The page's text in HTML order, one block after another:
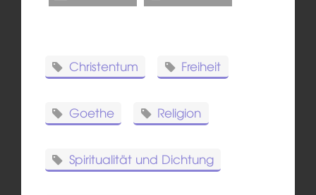
Christentum Freiheit
Goethe Religion
Spiritualität und Dichtung